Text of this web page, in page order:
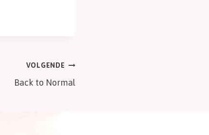
VOLGENDE
Back to Normal